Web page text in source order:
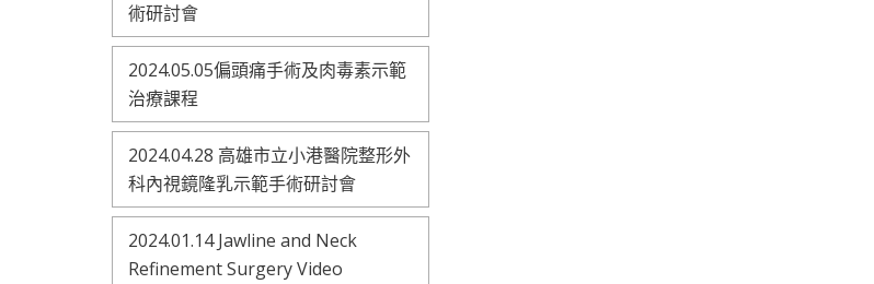
術研討會
2024.05.05偏頭痛手術及肉毒素示範
治療課程
2024.04.28 高雄市立小港醫院整形外
科內視鏡隆乳示範手術研討會
2024.01.14 Jawline and Neck
Refinement Surgery Video